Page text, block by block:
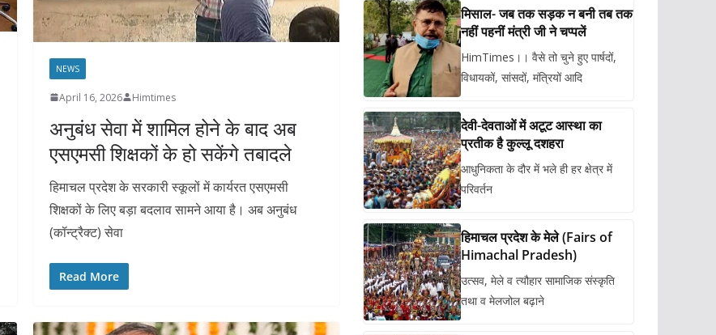
NEWS
April 16, 2026 Himtimes
अनुबंध सेवा में शामिल होने के बाद अब
एसएमसी शिक्षकों के हो सकेंगे तबादले
हिमाचल प्रदेश के सरकारी स्कूलों में कार्यरत एसएमसी
शिक्षकों के लिए बड़ा बदलाव सामने आया है। अब अनुबंध
(कॉन्ट्रैक्ट) सेवा
Read More
मिसाल- जब तक सड़क न बनी तब तक
नहीं पहनीं मंत्री जी ने चप्पलें
HimTimes।। वैसे तो चुने हुए पार्षदों,
विधायकों, सांसदों, मंत्रियों आदि
देवी-देवताओं में अटूट आस्था का
प्रतीक है कुल्लू दशहरा
आधुनिकता के दौर में भले ही हर क्षेत्र में
परिवर्तन
हिमाचल प्रदेश के मेले (Fairs of
Himachal Pradesh)
उत्सव, मेले व त्यौहार सामाजिक संस्कृति
तथा व मेलजोल बढ़ाने